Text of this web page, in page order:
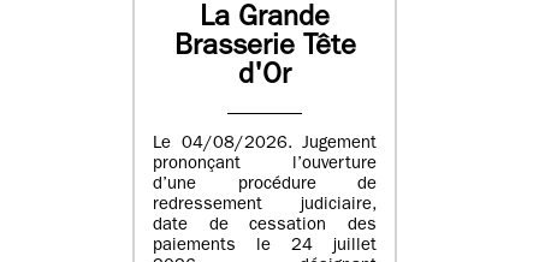
La Grande
Brasserie Tête
d'Or
Le 04/08/2026. Jugement
prononçant l’ouverture
d’une procédure de
redressement judiciaire,
date de cessation des
paiements le 24 juillet